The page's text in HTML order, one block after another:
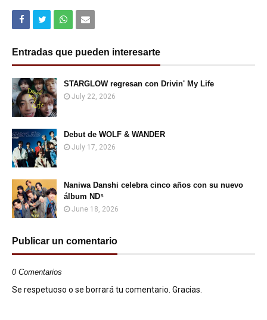
Entradas que pueden interesarte
STARGLOW regresan con Drivin' My Life
July 22, 2026
Debut de WOLF & WANDER
July 17, 2026
Naniwa Danshi celebra cinco años con su nuevo
álbum ND⁵
June 18, 2026
Publicar un comentario
0 Comentarios
Se respetuoso o se borrará tu comentario. Gracias.